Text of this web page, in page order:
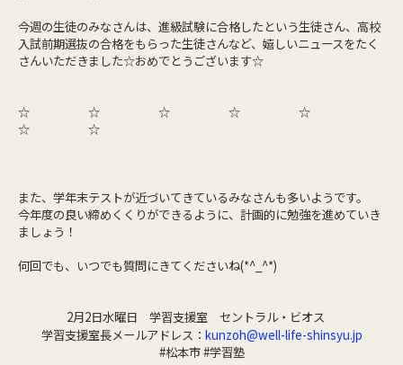
今週の生徒のみなさんは、進級試験に合格したという生徒さん、高校
入試前期選抜の合格をもらった生徒さんなど、嬉しいニュースをたく
さんいただきました☆おめでとうございます☆
☆ ☆ ☆ ☆ ☆
☆ ☆
また、学年末テストが近づいてきているみなさんも多いようです。
今年度の良い締めくくりができるように、計画的に勉強を進めていき
ましょう！
何回でも、いつでも質問にきてくださいね(*^_^*)
2月2日水曜日 学習支援室 セントラル・ビオス
学習支援室長メールアドレス： kunzoh@well-life-shinsyu.jp
#松本市 #学習塾